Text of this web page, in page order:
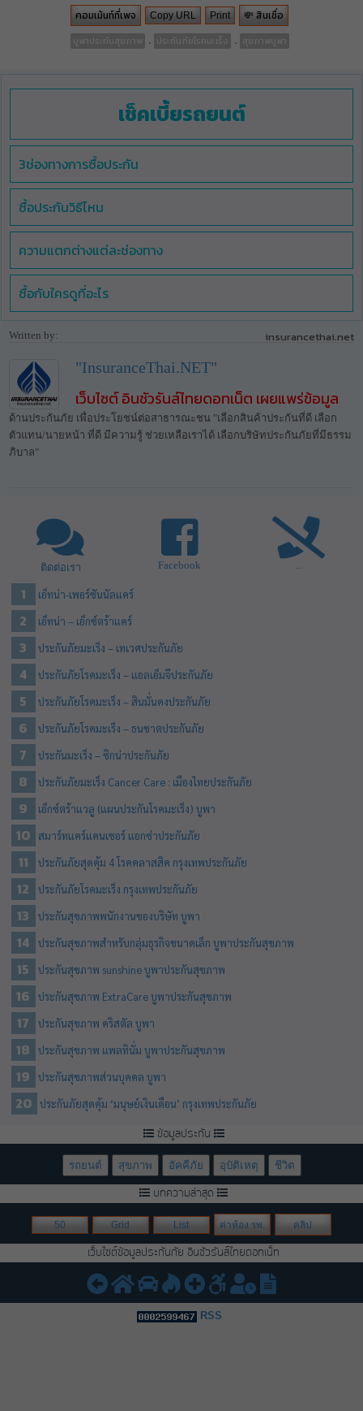
คอมเม้นท์ที่เพจ Copy URL Print 💸 สินเชื่อ
บูพาประกันสุขภาพ . ประกันภัยโรคมะเร็ง . สุขภาพบูพา
เช็คเบี้ยรถยนต์
3ช่องทางการซื้อประกัน
ซื้อประกันวิธีไหน
ความแตกต่างแต่ละช่องทาง
ซื้อกับใครดูที่อะไร
Written by: insurancethai.net
"InsuranceThai.NET"
เว็บไซต์ อินชัวรันส์ไทยดอทเน็ต เผยแพร่ข้อมูล
ด้านประกันภัย เพื่อประโยชน์ต่อสาธารณะชน "เลือกสินค้าประกันที่ดี เลือก
ตัวแทน/นายหน้า ที่ดี มีความรู้ ช่วยเหลือเราได้ เลือกบริษัทประกันภัยที่มีธรรม
ภิบาล"
ติดต่อเรา Facebook ...
เอ็ทน่า-เพอร์ซันนัลแคร์
เอ็ทน่า – เอ็กซ์ตร้าแคร์
ประกันภัยมะเร็ง – เทเวศประกันภัย
ประกันภัยโรคมะเร็ง – แอลเอ็มจีประกันภัย
ประกันภัยโรคมะเร็ง – สินมั่นคงประกันภัย
ประกันภัยโรคมะเร็ง – ธนชาตประกันภัย
ประกันมะเร็ง – ซิกน่าประกันภัย
ประกันภัยมะเร็ง Cancer Care : เมืองไทยประกันภัย
เอ็กซ์ตร้าแวลู (แผนประกันโรคมะเร็ง) บูพา
สมาร์ทแคร์แคนเซอร์ แอกซ่าประกันภัย
ประกันภัยสุดคุ้ม 4 โรคคลาสสิค กรุงเทพประกันภัย
ประกันภัยโรคมะเร็ง กรุงเทพประกันภัย
ประกันสุขภาพพนักงานของบริษัท บูพา
ประกันสุขภาพสำหรับกลุ่มธุรกิจขนาดเล็ก บูพาประกันสุขภาพ
ประกันสุขภาพ sunshine บูพาประกันสุขภาพ
ประกันสุขภาพ ExtraCare บูพาประกันสุขภาพ
ประกันสุขภาพ คริสตัล บูพา
ประกันสุขภาพ แพลทินั่ม บูพาประกันสุขภาพ
ประกันสุขภาพส่วนบุคคล บูพา
ประกันภัยสุดคุ้ม ‘มนุษย์เงินเดือน’ กรุงเทพประกันภัย
ข้อมูลประกัน
รถยนต์ สุขภาพ อัคคีภัย อุบัติเหตุ ชีวิต
บทความล่าสุด
50 Grid List ค่าห้อง รพ. คลิป
เว็บไซต์ข้อมูลประกันภัย อินชัวรันส์ไทยดอทเน็ท
RSS